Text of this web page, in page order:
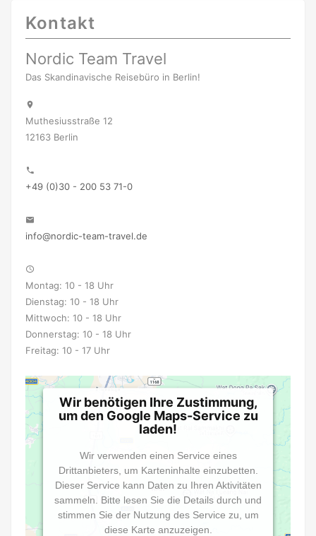
Kontakt
Nordic Team Travel
Das Skandinavische Reisebüro in Berlin!
Muthesiusstraße 12
12163 Berlin
+49 (0)30 - 200 53 71-0
info@nordic-team-travel.de
Montag: 10 - 18 Uhr
Dienstag: 10 - 18 Uhr
Mittwoch: 10 - 18 Uhr
Donnerstag: 10 - 18 Uhr
Freitag: 10 - 17 Uhr
Wir benötigen Ihre Zustimmung,
um den Google Maps-Service zu
laden!
Wir verwenden einen Service eines
Drittanbieters, um Karteninhalte einzubetten.
Dieser Service kann Daten zu Ihren Aktivitäten
sammeln. Bitte lesen Sie die Details durch und
stimmen Sie der Nutzung des Service zu, um
diese Karte anzuzeigen.